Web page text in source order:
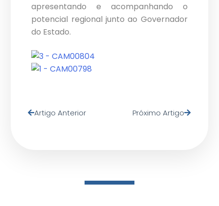
apresentando e acompanhando o
potencial regional junto ao Governador
do Estado.
Artigo Anterior Próximo Artigo